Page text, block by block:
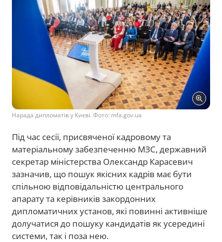
Нарада дипломатів у Києві. Фото: mfa.gov.ua
Під час сесії, присвяченої кадровому та
матеріальному забезпеченню МЗС, державний
секретар міністерства Олександр Карасевич
зазначив, що пошук якісних кадрів має бути
спільною відповідальністю центрального
апарату та керівників закордонних
дипломатичних установ, які повинні активніше
долучатися до пошуку кандидатів як усередині
системи, так і поза нею.